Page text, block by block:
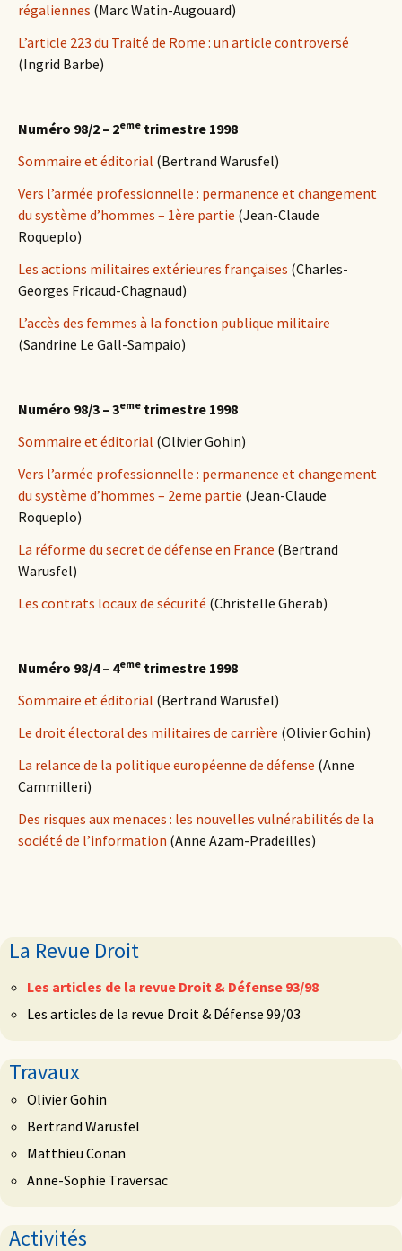
régaliennes (Marc Watin-Augouard)
L’article 223 du Traité de Rome : un article controversé
(Ingrid Barbe)
Numéro 98/2 – 2eme trimestre 1998
Sommaire et éditorial (Bertrand Warusfel)
Vers l’armée professionnelle : permanence et changement
du système d’hommes – 1ère partie (Jean-Claude
Roqueplo)
Les actions militaires extérieures françaises (Charles-
Georges Fricaud-Chagnaud)
L’accès des femmes à la fonction publique militaire
(Sandrine Le Gall-Sampaio)
Numéro 98/3 – 3eme trimestre 1998
Sommaire et éditorial (Olivier Gohin)
Vers l’armée professionnelle : permanence et changement
du système d’hommes – 2eme partie (Jean-Claude
Roqueplo)
La réforme du secret de défense en France (Bertrand
Warusfel)
Les contrats locaux de sécurité (Christelle Gherab)
Numéro 98/4 – 4eme trimestre 1998
Sommaire et éditorial (Bertrand Warusfel)
Le droit électoral des militaires de carrière (Olivier Gohin)
La relance de la politique européenne de défense (Anne
Cammilleri)
Des risques aux menaces : les nouvelles vulnérabilités de la
société de l’information (Anne Azam-Pradeilles)
La Revue Droit
Les articles de la revue Droit & Défense 93/98
Les articles de la revue Droit & Défense 99/03
Travaux
Olivier Gohin
Bertrand Warusfel
Matthieu Conan
Anne-Sophie Traversac
Activités